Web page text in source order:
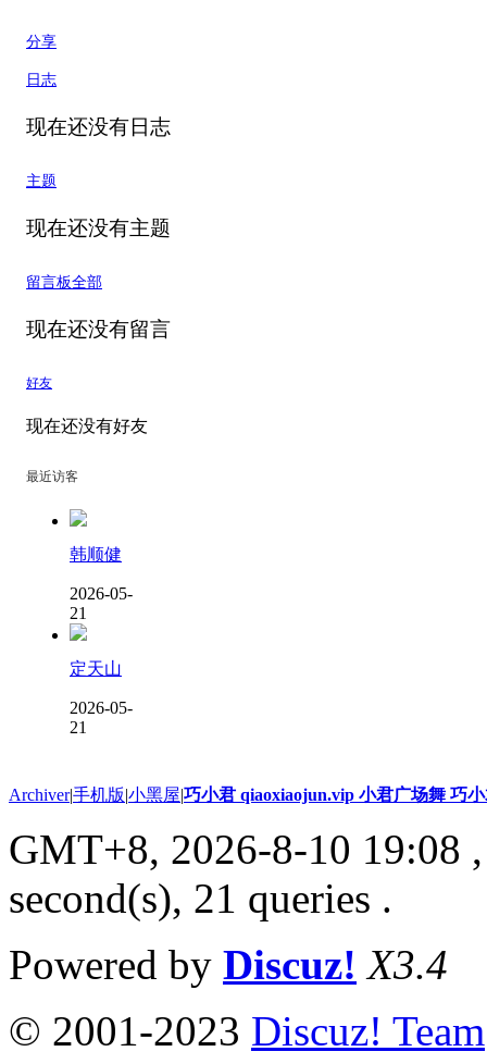
分享
日志
现在还没有日志
主题
现在还没有主题
留言板全部
现在还没有留言
好友
现在还没有好友
最近访客
韩顺健
2026-05-
21
定天山
2026-05-
21
Archiver|手机版|小黑屋|巧小君 qiaoxiaojun.vip 小君广场舞 巧
GMT+8, 2026-8-10 19:08
second(s), 21 queries .
Powered by Discuz! X3.4
© 2001-2023 Discuz! Team